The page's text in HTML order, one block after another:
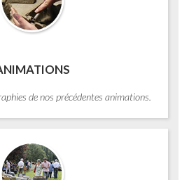
de nos précédentes animations.